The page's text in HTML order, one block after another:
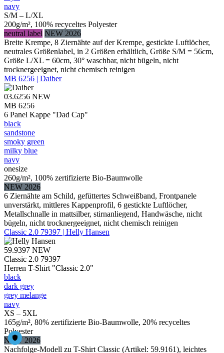
navy
S/M – L/XL
200g/m², 100% recyceltes Polyester
neutral label NEW 2026
Breite Krempe, 8 Ziernähte auf der Krempe, gestickte Luftlöcher,
neutrales Größenlabel, in 2 Größen erhältlich, Größe S/M = 56cm,
Größe L/XL = 60cm, 30° waschbar, nicht bügeln, nicht
trocknergeeignet, nicht chemisch reinigen
MB 6256 | Daiber
03.6256 NEW
MB 6256
6 Panel Kappe "Dad Cap"
black
sandstone
smoky green
milky blue
navy
onesize
260g/m², 100% zertifizierte Bio-Baumwolle
NEW 2026
6 Ziernähte am Schild, gefüttertes Schweißband, Frontpanele
unverstärkt, mittleres Kappenprofil, 6 gestickte Luftlöcher,
Metallschnalle in mattsilber, stirnanliegend, Handwäsche, nicht
bügeln, nicht trocknergeeignet, nicht chemisch reinigen
Classic 2.0 79397 | Helly Hansen
59.9397 NEW
Classic 2.0 79397
Herren T-Shirt "Classic 2.0"
black
dark grey
grey melange
navy
XS – 5XL
165g/m², 80% zertifizierte Bio-Baumwolle, 20% recyceltes
Polyester
NEW 2026
Nachfolge-Modell zu T-Shirt Classic (Artikel: 59.9161), leichtes